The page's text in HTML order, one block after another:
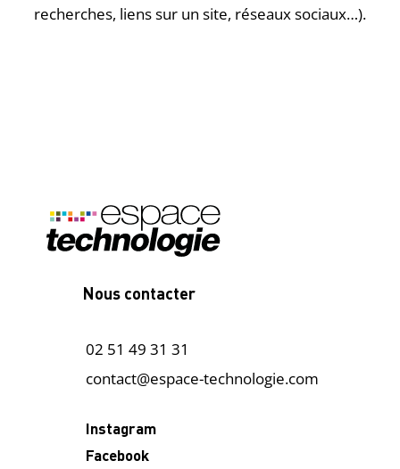
recherches, liens sur un site, réseaux sociaux…).
Nous contacter
02 51 49 31 31
contact@espace-technologie.com
Instagram
Facebook